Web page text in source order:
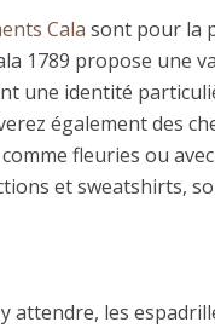
Cala sont pour la
1789 propose une
une identité
également des
fleuries ou
et sweatshirts,
attendre, les